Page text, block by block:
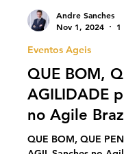
Andre Sanches
Nov 1, 2024
1
Eventos Ageis